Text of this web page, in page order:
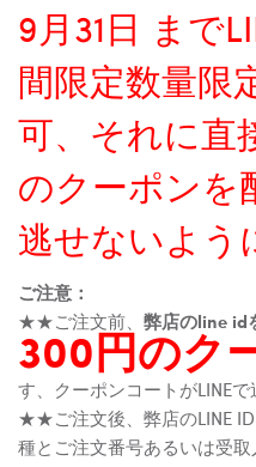
9月31日 まで
間限定数量限
可、それに直
のクーポンを
逃せないよう
ご注意：
★★ご注文前、 弊店のline id
300円のク
す、クーポンコートがLINE
★★ご注文後、弊店のLINE
種とご注文番号あるいは受